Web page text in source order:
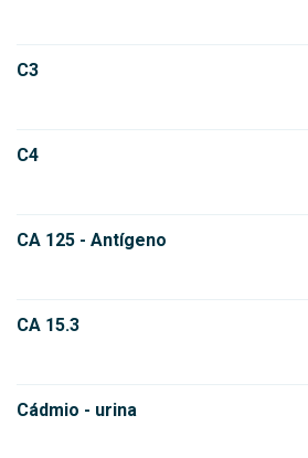
C3
C4
CA 125 - Antígeno
CA 15.3
Cádmio - urina